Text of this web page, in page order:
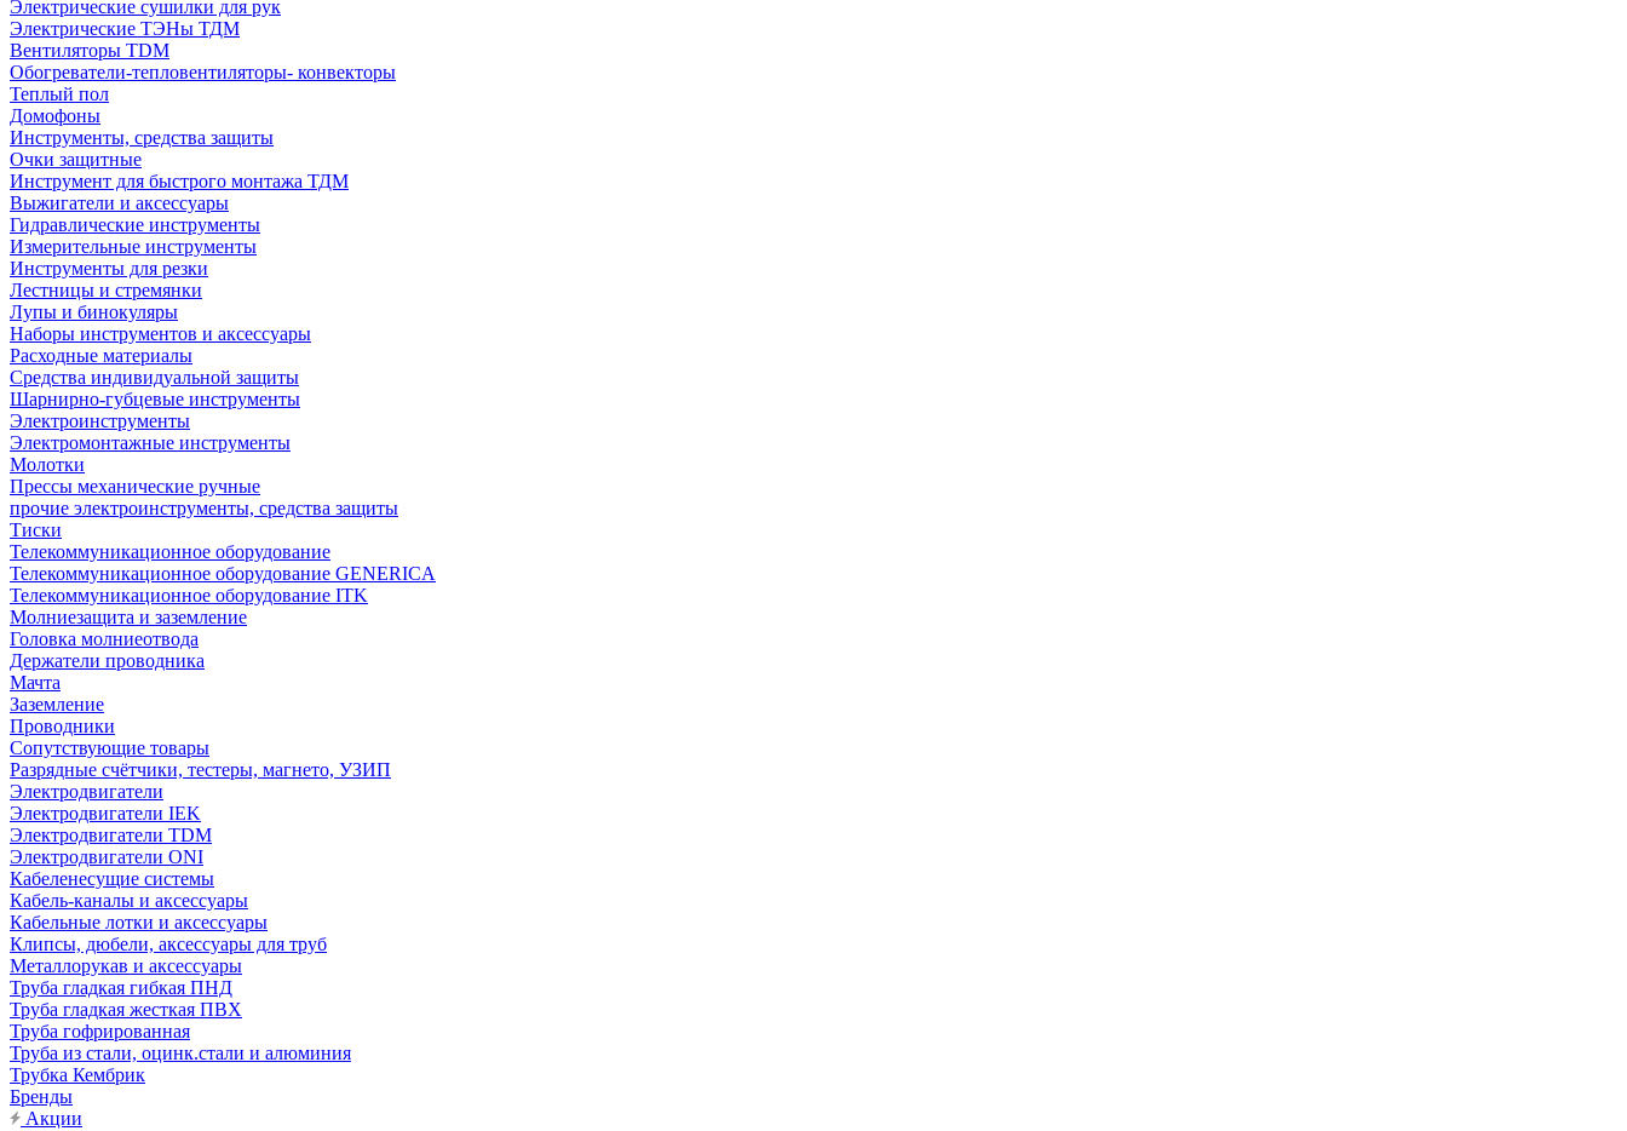
Электрические сушилки для рук
Электрические ТЭНы ТДМ
Вентиляторы TDM
Обогреватели-тепловентиляторы- конвекторы
Теплый пол
Домофоны
Инструменты, средства защиты
Очки защитные
Инструмент для быстрого монтажа ТДМ
Выжигатели и аксессуары
Гидравлические инструменты
Измерительные инструменты
Инструменты для резки
Лестницы и стремянки
Лупы и бинокуляры
Наборы инструментов и аксессуары
Расходные материалы
Средства индивидуальной защиты
Шарнирно-губцевые инструменты
Электроинструменты
Электромонтажные инструменты
Молотки
Прессы механические ручные
прочие электроинструменты, средства защиты
Тиски
Телекоммуникационное оборудование
Телекоммуникационное оборудование GENERICA
Телекоммуникационное оборудование ITK
Молниезащита и заземление
Головка молниеотвода
Держатели проводника
Мачта
Заземление
Проводники
Сопутствующие товары
Разрядные счётчики, тестеры, магнето, УЗИП
Электродвигатели
Электродвигатели IEK
Электродвигатели TDM
Электродвигатели ONI
Кабеленесущие системы
Кабель-каналы и аксессуары
Кабельные лотки и аксессуары
Клипсы, дюбели, аксессуары для труб
Металлорукав и аксессуары
Труба гладкая гибкая ПНД
Труба гладкая жесткая ПВХ
Труба гофрированная
Труба из стали, оцинк.стали и алюминия
Трубка Кембрик
Бренды
Акции